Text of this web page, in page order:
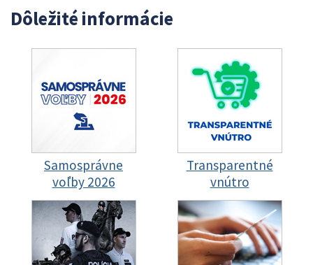
Dôležité informácie
Samosprávne
voľby 2026
Transparentné
vnútro